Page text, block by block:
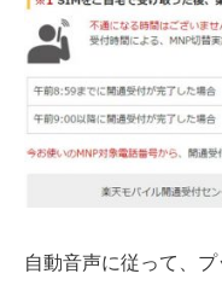
自動音声に従って、